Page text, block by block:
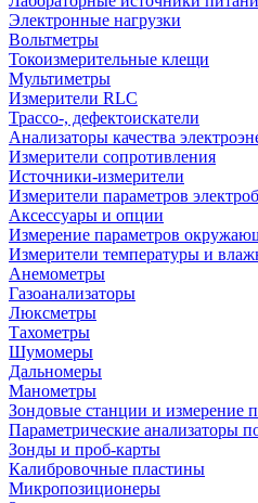
Электронные нагрузки
Вольтметры
Токоизмерительные клещи
Мультиметры
Измерители RLC
Трассо-, дефектоискатели
Анализаторы качества
Измерители сопротивления
Источники-измерители
Измерители параметров
Аксессуары и опции
Измерение параметров
Измерители температуры и
Анемометры
Газоанализаторы
Люксметры
Тахометры
Шумомеры
Дальномеры
Манометры
Зондовые станции и измерение
Параметрические анализаторы
Зонды и проб-карты
Калибровочные пластины
Микропозиционеры